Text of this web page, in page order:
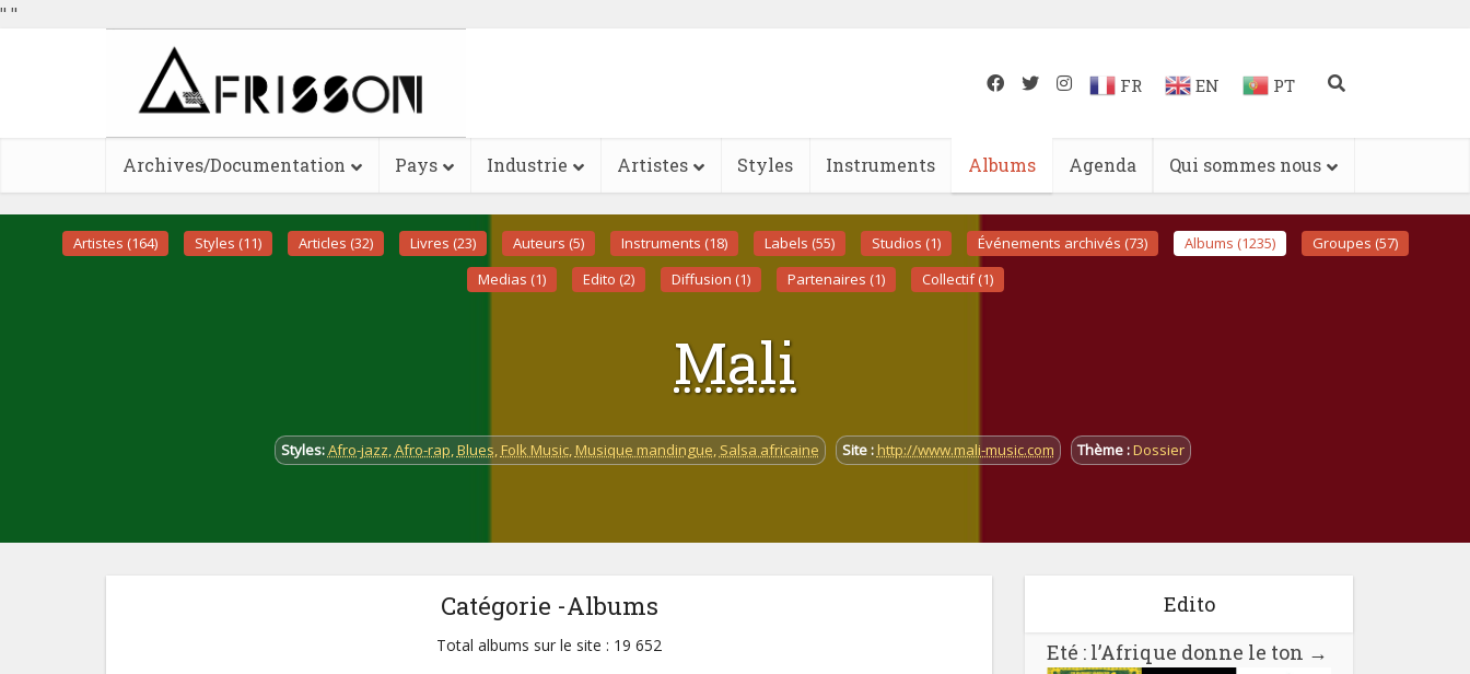
" "
FR EN PT
Archives/Documentation Pays Industrie Artistes Styles Instruments Albums Agenda Qui sommes nous
Artistes (164) Styles (11) Articles (32) Livres (23) Auteurs (5) Instruments (18) Labels (55) Studios (1) Événements archivés (73) Albums (1235)
Groupes (57)
Medias (1)
Edito (2) Diffusion (1) Partenaires (1) Collectif (1)
Mali
Styles:Afro-jazz,Afro-rap,Blues, Folk Music, Musique mandingue, Salsa africaine Site : http://www.mali-music.com Thème :Dossier
Catégorie -Albums
Total albums sur le site : 19 652
Edito
Eté : l’Afrique donne le ton →